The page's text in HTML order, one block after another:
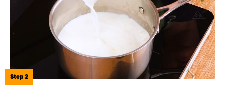
Step 2